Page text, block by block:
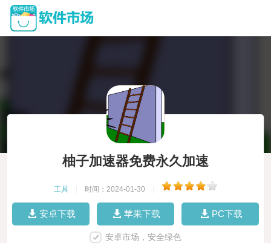
柚子加速器免费永久加速
工具 时间：2024-01-30
安卓下载 苹果下载 PC下载
安卓市场，安全绿色